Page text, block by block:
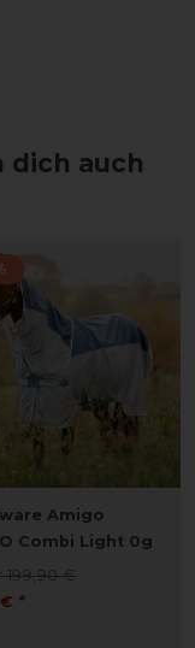
dich auch
Amigo
Combi Light 0g
199,90 €
€ *